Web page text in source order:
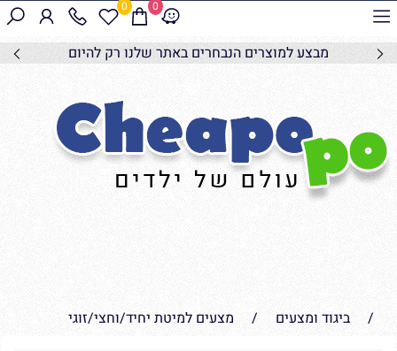
מבצע למוצרים הנבחרים באתר שלנו רק להיום
0 0
/ ביגוד ומצעים / מצעים למיטת יחיד/וחצי/זוגי